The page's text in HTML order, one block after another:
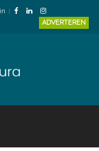
ADVERTEREN